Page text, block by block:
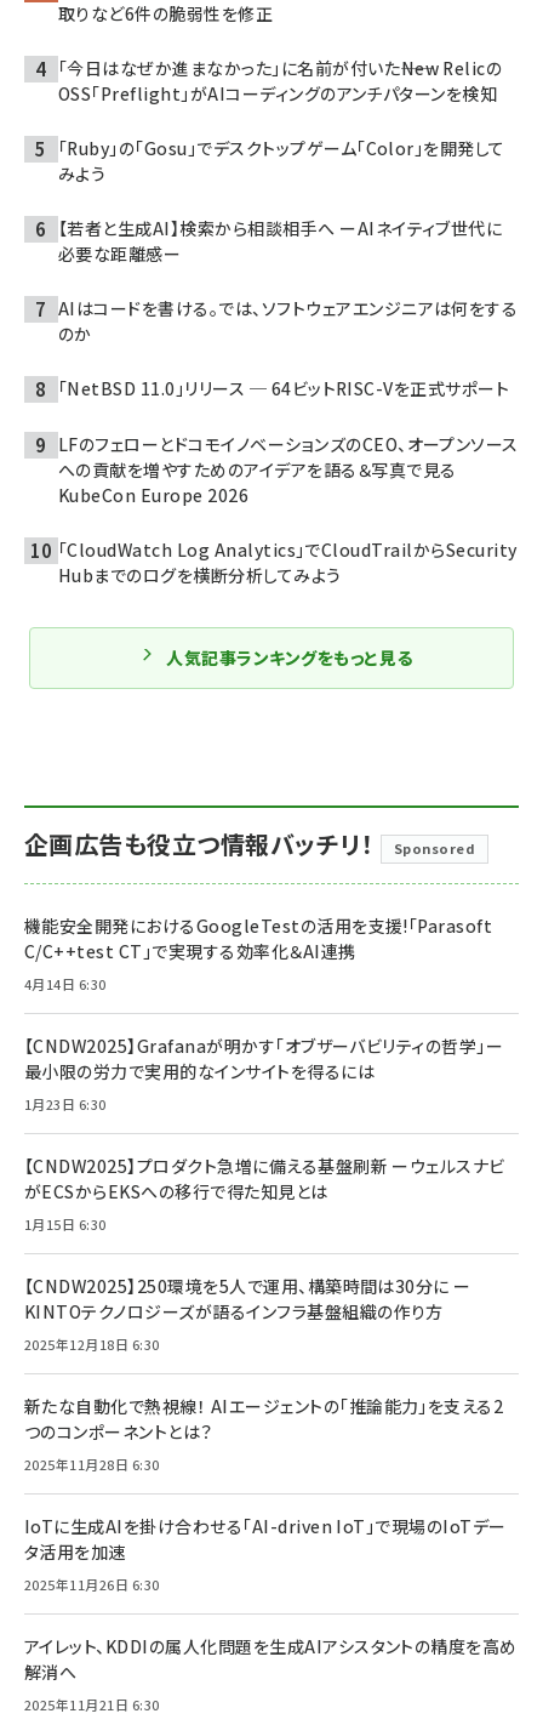
取りなど6件の脆弱性を修正
「今日はなぜか進まなかった」に名前が付いた――New Relicの
OSS「Preflight」がAIコーディングのアンチパターンを検知
「Ruby」の「Gosu」でデスクトップゲーム「Color」を開発して
みよう
【若者と生成AI】検索から相談相手へ ーAIネイティブ世代に
必要な距離感ー
AIはコードを書ける。では、ソフトウェアエンジニアは何をする
のか
「NetBSD 11.0」リリース ─ 64ビットRISC-Vを正式サポート
LFのフェローとドコモイノベーションズのCEO、オープンソース
への貢献を増やすためのアイデアを語る＆写真で見る
KubeCon Europe 2026
「CloudWatch Log Analytics」でCloudTrailからSecurity
Hubまでのログを横断分析してみよう
人気記事ランキングをもっと見る
企画広告も役立つ情報バッチリ！ Sponsored
機能安全開発におけるGoogleTestの活用を支援!「Parasoft
C/C++test CT」で実現する効率化＆AI連携
4月14日 6:30
【CNDW2025】Grafanaが明かす「オブザーバビリティの哲学」ー
最小限の労力で実用的なインサイトを得るには
1月23日 6:30
【CNDW2025】プロダクト急増に備える基盤刷新 ーウェルスナビ
がECSからEKSへの移行で得た知見とは
1月15日 6:30
【CNDW2025】250環境を5人で運用、構築時間は30分に ー
KINTOテクノロジーズが語るインフラ基盤組織の作り方
2025年12月18日 6:30
新たな自動化で熱視線！ AIエージェントの「推論能力」を支える2
つのコンポーネントとは？
2025年11月28日 6:30
IoTに生成AIを掛け合わせる「AI-driven IoT」で現場のIoTデー
タ活用を加速
2025年11月26日 6:30
アイレット、KDDIの属人化問題を生成AIアシスタントの精度を高め
解消へ
2025年11月21日 6:30